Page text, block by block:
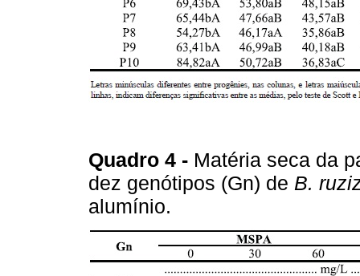
Quadro 4 - Matéria seca da
dez genótipos (Gn) de B.
alumínio.